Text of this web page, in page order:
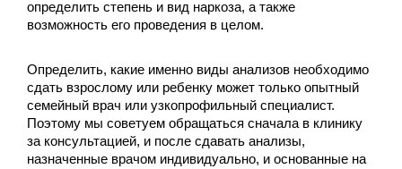
определить степень и вид наркоза, а также
возможность его проведения в целом.
Определить, какие именно виды анализов необходимо
сдать взрослому или ребенку может только опытный
семейный врач или узкопрофильный специалист.
Поэтому мы советуем обращаться сначала в клинику
за консультацией, и после сдавать анализы,
назначенные врачом индивидуально, и основанные на